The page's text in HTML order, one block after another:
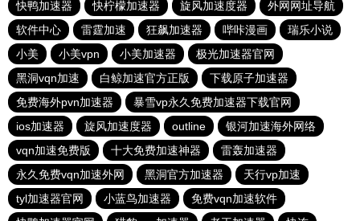
快鸭加速器
快柠檬加速器 旋风加速度器
外网网址导航
软件中心
雷霆加速 狂飙加速器 哔咔漫画
瑞乐小说
小美
小美vpn 小美加速器
极光加速器官网
黑洞vqn加速
白鲸加速官方正版
下载原子加速器
免费海外pvn加速器
暴雪vp永久免费加速器下载官网
ios加速器
旋风加速度器 outline
银河加速海外网络
vqn加速免费版
十大免费加速神器
雷轰加速器
永久免费vqn加速外网
黑洞官方加速器
天行vp加速
tyl加速器官网
小蓝鸟加速器
免费vqn加速软件